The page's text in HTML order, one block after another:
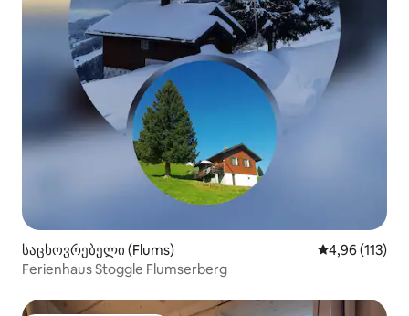
საცხოვრებელი (Flums) საშუალო
4,96 (113)
Ferienhaus Stoggle Flumserberg